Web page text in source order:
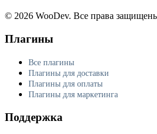
© 2026 WooDev. Все права
Плагины
Все плагины
Плагины для доставки
Плагины для оплаты
Плагины для маркетинга
Поддержка